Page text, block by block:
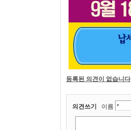
등록된 의견이 없습니다
의견쓰기 이름